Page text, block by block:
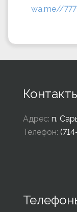
wa.me//
Адрес: п.
Телефон: